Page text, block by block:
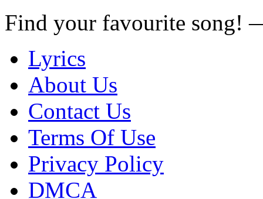
Find your favourite song!
Lyrics
About Us
Contact Us
Terms Of Use
Privacy Policy
DMCA